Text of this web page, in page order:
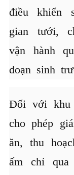
điều khiển
gian tưới,
vận hành
đoạn sinh
Đối với khu
cho phép
ăn, thu
ấm chỉ qua